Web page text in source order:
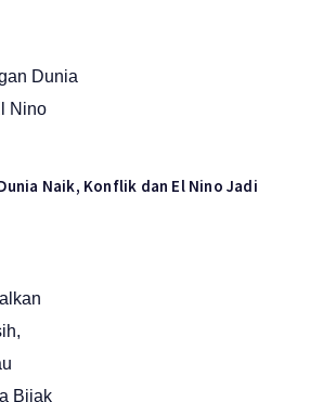
Naik, Konflik dan El Nino Jadi